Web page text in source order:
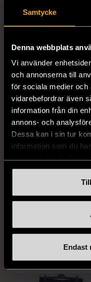
Samtycke
Denna webbplats
Vi använder
och annonserna till
för sociala medier
vidarebefordrar även
information från din
annons- och
Dessa kan i sin tur
information som du
Endast
STENSTRÖMS
Gott skick
259 kr
BY TEESHOPPEN
By TeeShoppen 2-
399 kr